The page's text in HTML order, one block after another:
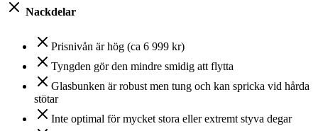
Nackdelar
Prisnivån är hög (ca 6 999 kr)
Tyngden gör den mindre smidig att flytta
Glasbunken är robust men tung och kan spricka vid hårda
stötar
Inte optimal för mycket stora eller extremt styva degar